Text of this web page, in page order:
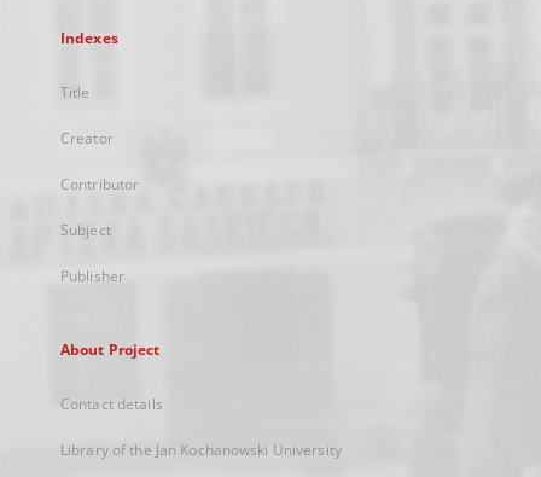
Indexes
Title
Creator
Contributor
Subject
Publisher
About Project
Contact details
Library of the Jan Kochanowski University